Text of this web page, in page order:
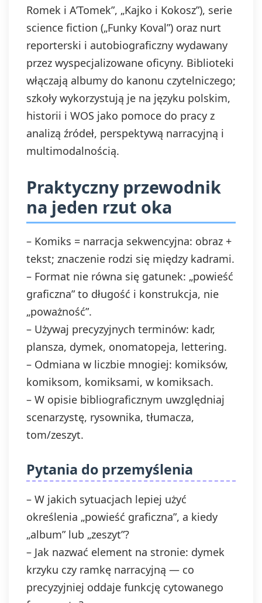
Romek i A’Tomek”, „Kajko i Kokosz”), serie
science fiction („Funky Koval”) oraz nurt
reporterski i autobiograficzny wydawany
przez wyspecjalizowane oficyny. Biblioteki
włączają albumy do kanonu czytelniczego;
szkoły wykorzystują je na języku polskim,
historii i WOS jako pomoce do pracy z
analizą źródeł, perspektywą narracyjną i
multimodalnością.
Praktyczny przewodnik
na jeden rzut oka
– Komiks = narracja sekwencyjna: obraz +
tekst; znaczenie rodzi się między kadrami.
– Format nie równa się gatunek: „powieść
graficzna” to długość i konstrukcja, nie
„poważność”.
– Używaj precyzyjnych terminów: kadr,
plansza, dymek, onomatopeja, lettering.
– Odmiana w liczbie mnogiej: komiksów,
komiksom, komiksami, w komiksach.
– W opisie bibliograficznym uwzględniaj
scenarzystę, rysownika, tłumacza,
tom/zeszyt.
Pytania do przemyślenia
– W jakich sytuacjach lepiej użyć
określenia „powieść graficzna”, a kiedy
„album” lub „zeszyt”?
– Jak nazwać element na stronie: dymek
krzyku czy ramkę narracyjną — co
precyzyjniej oddaje funkcję cytowanego